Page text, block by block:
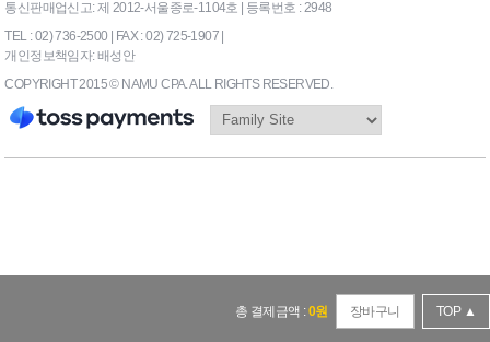
총 결제금액 :0원 장바구니 TOP ▲
통신판매업신고: 제 2012-서울종로-1104호 | 등록번호 : 2948
TEL : 02) 736-2500 | FAX : 02) 725-1907 |
개인정보책임자: 배성안
COPYRIGHT 2015 © NAMU CPA. ALL RIGHTS RESERVED.169|End Timer : 0.1015625